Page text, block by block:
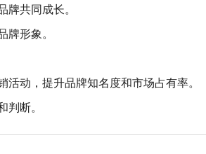
牌共同成长。
牌形象。
动，提升品牌知名度和市场占有率。
判断。